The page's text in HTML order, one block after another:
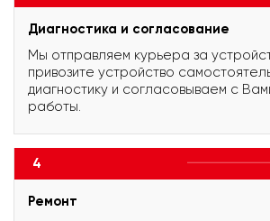
Диагностика и согласование
Мы отправляем курьера за
привозите устройство
диагностику и согласовываем с
работы.
4
Ремонт